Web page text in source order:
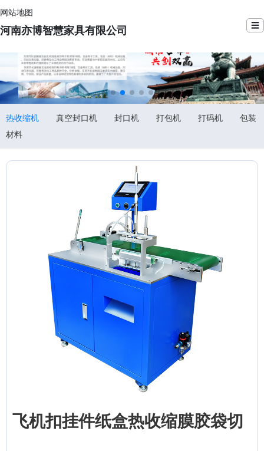
网站地图
河南亦博智慧家具有限公司 ☰
热收缩机 真空封口机 封口机 打包机 打码机
包装
材料
飞机扣挂件纸盒热收缩膜胶袋切